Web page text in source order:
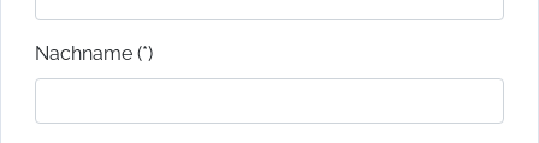
Nachname (*)